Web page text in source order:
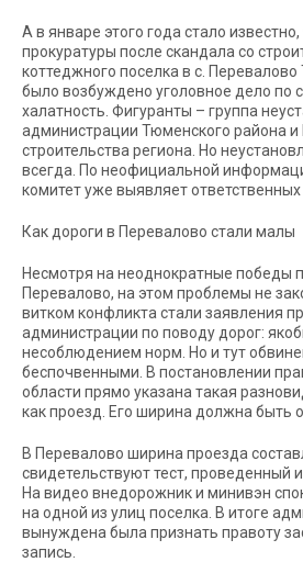
А в январе этого года стало
прокуратуры после скандала со
коттеджного поселка в с.
было возбуждено уголовное дело по
халатность. Фигуранты – группа
администрации Тюменского района и
строительства региона. Но
всегда. По неофициальной
комитет уже выявляет ответственных
Как дороги в Перевалово стали малы
Несмотря на неоднократные победы
Перевалово, на этом проблемы не
витком конфликта стали заявления
администрации по поводу дорог:
несоблюдением норм. Но и тут
беспочвенными. В постановлении
области прямо указана такая
как проезд. Его ширина должна быть
В Перевалово ширина проезда
свидетельствуют тест, проведенный
На видео внедорожник и минивэн
на одной из улиц поселка. В итоге
вынуждена была признать правоту
запись.